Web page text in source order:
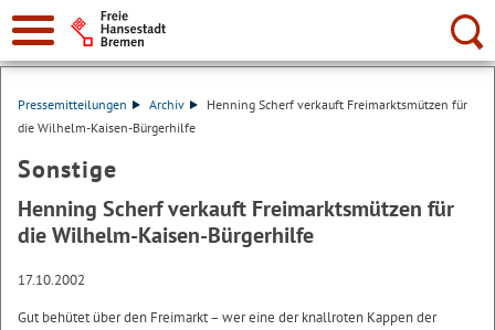
Suche:
Pressemitteilungen Archiv
Henning Scherf verkauft Freimarktsmützen für
die Wilhelm-Kaisen-Bürgerhilfe
Sonstige
Henning Scherf verkauft Freimarktsmützen für
die Wilhelm-Kaisen-Bürgerhilfe
17.10.2002
Gut behütet über den Freimarkt – wer eine der knallroten Kappen der